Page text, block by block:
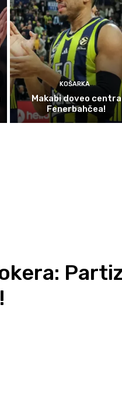
KOŠARKA
Makabi doveo centra
Fenerbahčea!